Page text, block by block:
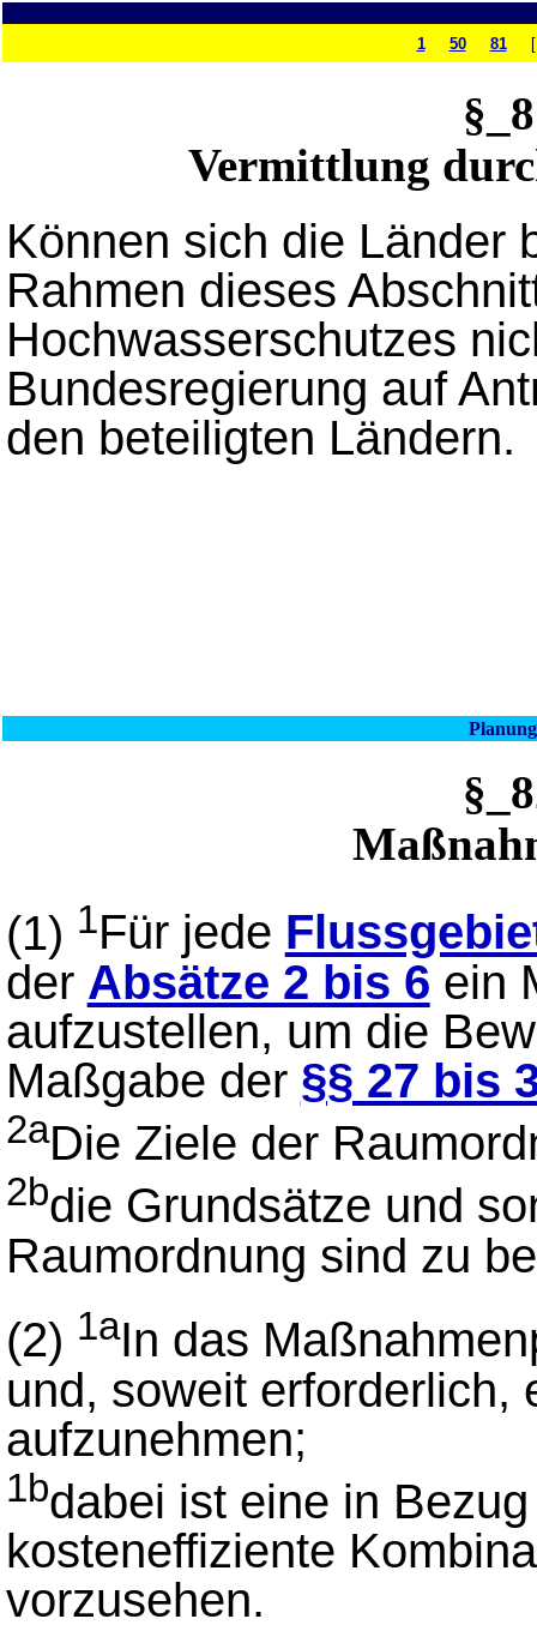
1 50 81
Vermittlung
Können sich die Länder
Rahmen dieses
Hochwasserschutzes
Bundesregierung auf
den beteiligten Ländern.
(1) 1Für jede
der Absätze 2 bis 6 ein
aufzustellen, um die
Maßgabe der §§ 27 bis
2aDie Ziele der
2bdie Grundsätze und
Raumordnung sind zu
(2) 1aIn das
und, soweit erforderlich,
aufzunehmen;
1bdabei ist eine in
kosteneffiziente
vorzusehen.